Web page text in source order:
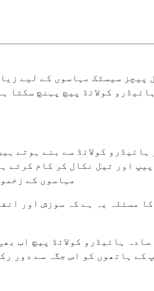
پیچز سیسٹک مہاسوں کے لیے
کولائڈ پیچ پہنچ سکتا
ہائیڈرو کولائڈ سے بنے ہوتے
اور تیل نکال کر کام کرتے
مہاسوں کے
مسئلہ یہ ہے کہ سوزش اور
سادہ ہائیڈرو کولائڈ پیچ اب
کے ہاتھوں کو اس جگہ سے دور